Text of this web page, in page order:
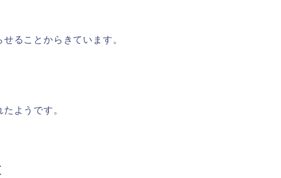
ることからきています。
ようです。